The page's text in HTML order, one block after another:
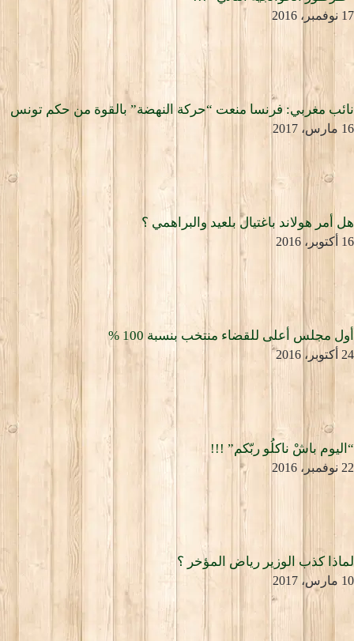
17 نوفمبر، 2016
نائب مغربي: فرنسا منعت “حركة النهضة” بالقوة من حكم تونس
16 مارس، 2017
هل أمر هولاند باغتيال بلعيد والبراهمي ؟
16 أكتوبر، 2016
أول مجلس أعلى للقضاء منتخب بنسبة 100 %
24 أكتوبر، 2016
“اليوم باشْ ناكلُو ربّكم” !!!
22 نوفمبر، 2016
لماذا كذب الوزير رياض المؤخر ؟
10 مارس، 2017